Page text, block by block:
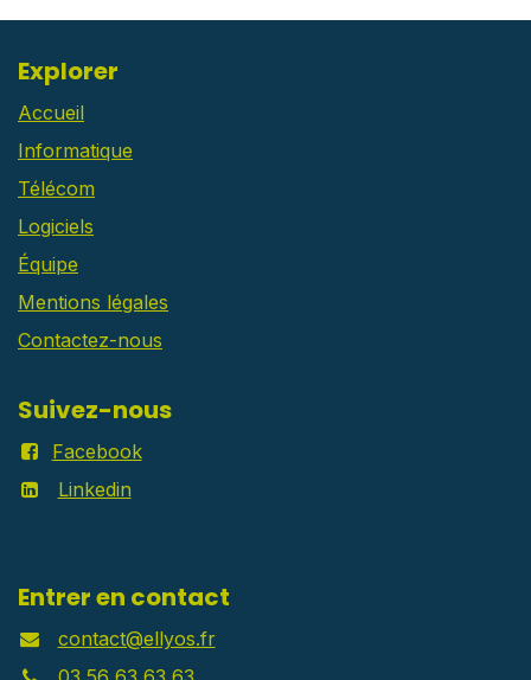
Explorer
Accueil
Informatique
Télécom
Logiciels
Équipe
Mentions légales
Contactez-nous
Suivez-nous
Facebook
Linkedin
Entrer en contact
contact@ellyos.fr